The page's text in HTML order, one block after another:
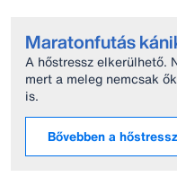
Maratonfutás
A hőstressz elkerülhető.
mert a meleg nemcsak
is.
Bővebben a